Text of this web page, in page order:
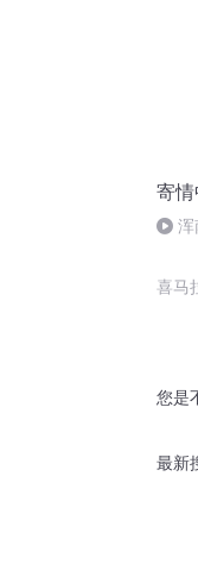
寄
浑
喜马
您是
最新